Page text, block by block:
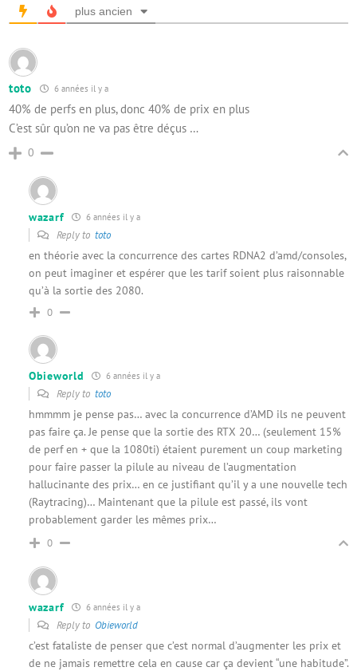
plus ancien
toto 6 années il y a
40% de perfs en plus, donc 40% de prix en plus
C’est sûr qu’on ne va pas être déçus …
0
wazarf 6 années il y a
Reply to toto
en théorie avec la concurrence des cartes RDNA2 d’amd/consoles,
on peut imaginer et espérer que les tarif soient plus raisonnable
qu’à la sortie des 2080.
0
Obieworld 6 années il y a
Reply to toto
hmmmm je pense pas… avec la concurrence d’AMD ils ne peuvent
pas faire ça. Je pense que la sortie des RTX 20… (seulement 15%
de perf en + que la 1080ti) étaient purement un coup marketing
pour faire passer la pilule au niveau de l’augmentation
hallucinante des prix… en ce justifiant qu’il y a une nouvelle tech
(Raytracing)… Maintenant que la pilule est passé, ils vont
probablement garder les mêmes prix…
0
wazarf 6 années il y a
Reply to Obieworld
c’est fataliste de penser que c’est normal d’augmenter les prix et
de ne jamais remettre cela en cause car ça devient “une habitude”.